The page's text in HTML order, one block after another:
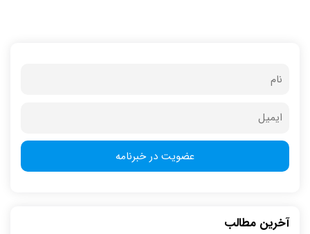
آخرین مطالب